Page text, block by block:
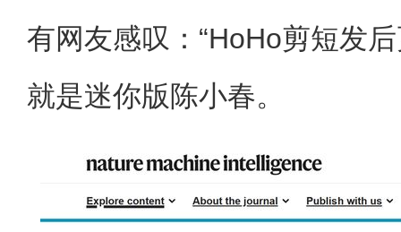
有网友感叹：“HoHo剪短发
就是迷你版陈小春。